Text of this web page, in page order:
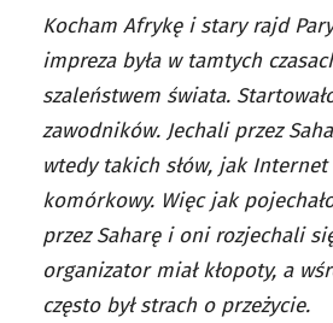
Kocham Afrykę i stary rajd
impreza była w tamtych
szaleństwem świata.
zawodników. Jechali przez
wtedy takich słów, jak
komórkowy. Więc jak
przez Saharę i oni rozjechali
organizator miał kłopoty, a
często był strach o przeżycie.